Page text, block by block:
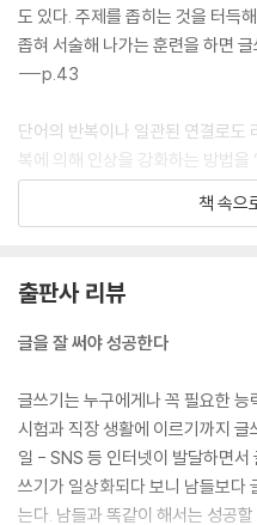
제7장 대충 써 놓고 다듬어라
01 빠진 부분이 없나 살펴라
03 단락과 단어를 다시 배열하라
04 내용이 정확한지 따져라
05 표현이 적절한지 살펴라
제8장 인상적인 자기소개서 쓰기
02 스펙이 아니라 스토리다
04 단점을 잘 써야 고급스러워진다
05 긍정적인 면을 강조하라
06 지원 동기를 구체적으로 밝혀라
07 꼭 필요한 인재라는 것을 보여
도 있다. 주제를 좁히는 것을 터득
좁혀 서술해 나가는 훈련을 하면
---p.43
단어의 반복이나 일관된 연결로도
복에 의해 인상을 강화하는 방법을
안에서 같은 단어나 어구(語句)
효과를 높이는 표현 기법이다. 시(
해야한다.
---p.53
미괄식은 무엇보다 독자의 흥미를
다. 하고 싶은 말을 아끼면서 차분
는지에 대한 독자의 궁금증을 유발
으로 내놓음으로써 독자의 흥미를
두괄식의 장점과 단점을 맞바꾼
책 속으
출판사 리뷰
글을 잘 써야 성공한다
글쓰기는 누구에게나 꼭 필요한
시험과 직장 생활에 이르기까지
일 - SNS 등 인터넷이 발달하면서
쓰기가 일상화되다 보니 남들보다
는다. 남들과 똑같이 해서는 성공